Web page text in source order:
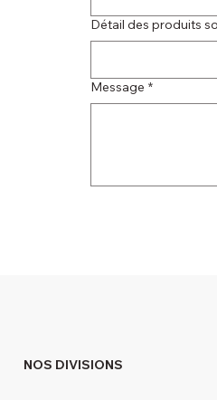
Détail des produits
Message *
NOS DIVISIONS